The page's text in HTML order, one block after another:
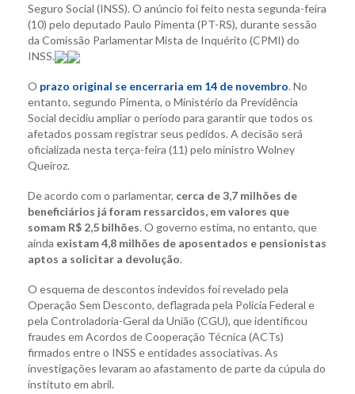
Seguro Social (INSS). O anúncio foi feito nesta segunda-feira
(10) pelo deputado Paulo Pimenta (PT-RS), durante sessão
da Comissão Parlamentar Mista de Inquérito (CPMI) do
INSS.
O prazo original se encerraria em 14 de novembro. No
entanto, segundo Pimenta, o Ministério da Previdência
Social decidiu ampliar o período para garantir que todos os
afetados possam registrar seus pedidos. A decisão será
oficializada nesta terça-feira (11) pelo ministro Wolney
Queiroz.
De acordo com o parlamentar, cerca de 3,7 milhões de
beneficiários já foram ressarcidos, em valores que
somam R$ 2,5 bilhões. O governo estima, no entanto, que
ainda existam 4,8 milhões de aposentados e pensionistas
aptos a solicitar a devolução.
O esquema de descontos indevidos foi revelado pela
Operação Sem Desconto, deflagrada pela Polícia Federal e
pela Controladoria-Geral da União (CGU), que identificou
fraudes em Acordos de Cooperação Técnica (ACTs)
firmados entre o INSS e entidades associativas. As
investigações levaram ao afastamento de parte da cúpula do
instituto em abril.